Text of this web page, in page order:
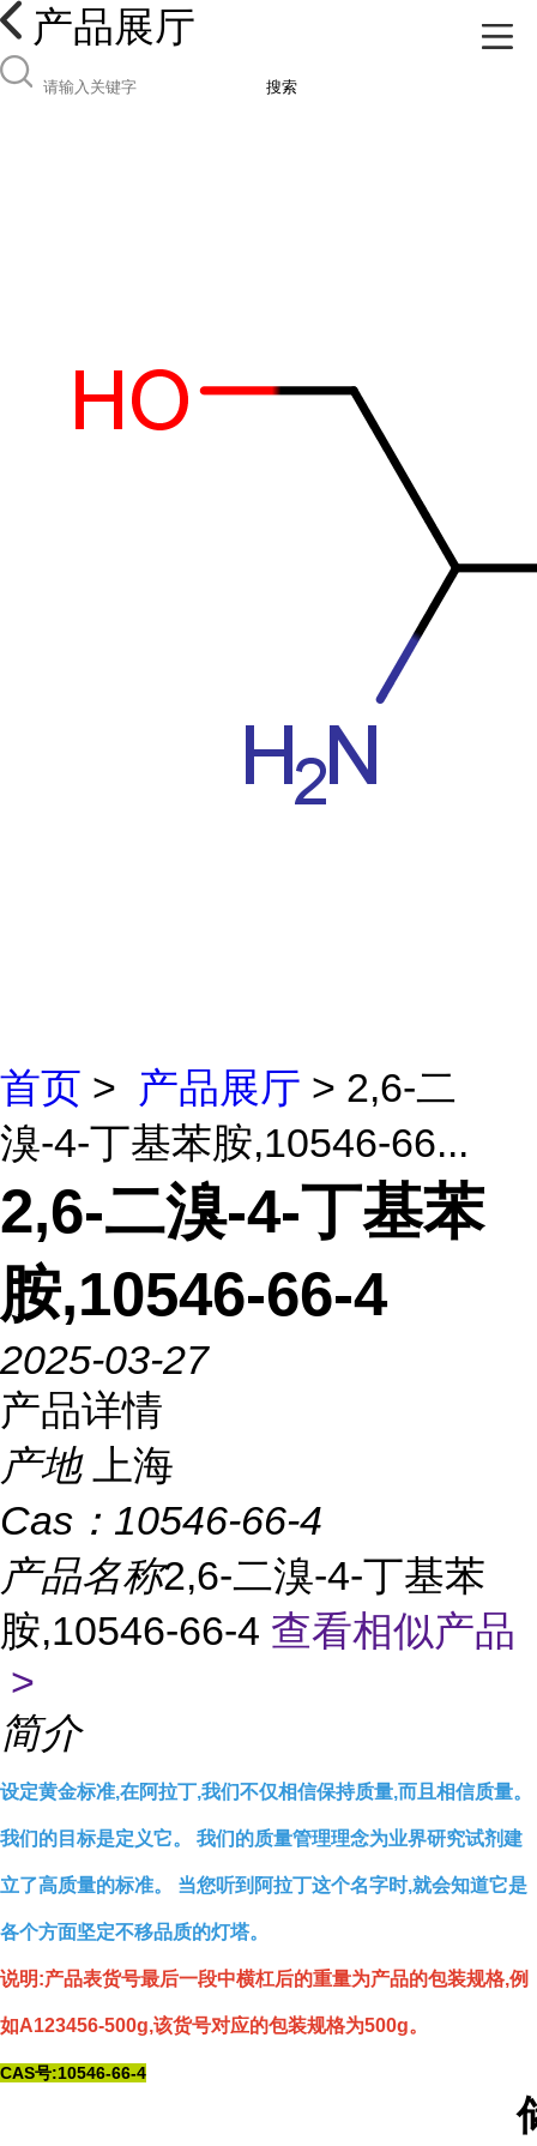
产品展厅
搜索
首页 > 产品展厅 > 2,6-二
溴-4-丁基苯胺,10546-66...
2,6-二溴-4-丁基苯
胺,10546-66-4
2025-03-27
产品详情
产地
上海
Cas： 10546-66-4
产品名称2,6-二溴-4-丁基苯
胺,10546-66-4 查看相似产品
>
简介
设定黄金标准,在阿拉丁,我们不仅相信保持质量,而且相信质量。
我们的目标是定义它。 我们的质量管理理念为业界研究试剂建
立了高质量的标准。 当您听到阿拉丁这个名字时,就会知道它是
各个方面坚定不移品质的灯塔。
说明:产品表货号最后一段中横杠后的重量为产品的包装规格,例
如A123456-500g,该货号对应的包装规格为500g。
CAS号:10546-66-4